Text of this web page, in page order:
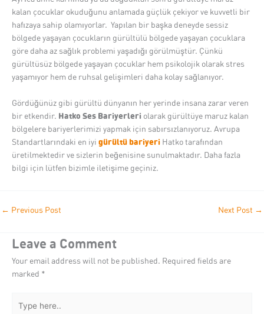
kalan çocuklar okuduğunu anlamada güçlük çekiyor ve kuvvetli bir
hafızaya sahip olamıyorlar. Yapılan bir başka deneyde sessiz
bölgede yaşayan çocukların gürültülü bölgede yaşayan çocuklara
göre daha az sağlık problemi yaşadığı görülmüştür. Çünkü
gürültüsüz bölgede yaşayan çocuklar hem psikolojik olarak stres
yaşamıyor hem de ruhsal gelişimleri daha kolay sağlanıyor.
Gördüğünüz gibi gürültü dünyanın her yerinde insana zarar veren
bir etkendir. Hatko Ses Bariyerleri olarak gürültüye maruz kalan
bölgelere bariyerlerimizi yapmak için sabırsızlanıyoruz. Avrupa
Standartlarındaki en iyi gürültü bariyeri Hatko tarafından
üretilmektedir ve sizlerin beğenisine sunulmaktadır. Daha fazla
bilgi için lütfen bizimle iletişime geçiniz.
← Previous Post Next Post →
Leave a Comment
Your email address will not be published. Required fields are
marked *
here..